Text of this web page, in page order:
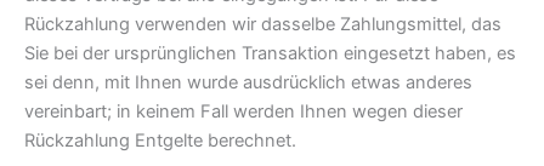
Rückzahlung verwenden wir dasselbe Zahlungsmittel, das
Sie bei der ursprünglichen Transaktion eingesetzt haben, es
sei denn, mit Ihnen wurde ausdrücklich etwas anderes
vereinbart; in keinem Fall werden Ihnen wegen dieser
Rückzahlung Entgelte berechnet.